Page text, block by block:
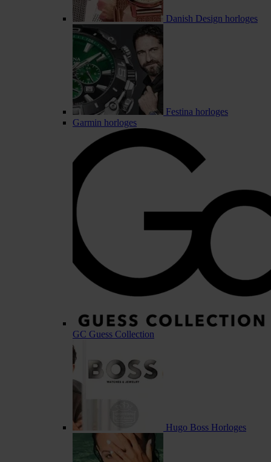
Danish Design horloges
Festina horloges
Garmin horloges
GC Guess Collection
Hugo Boss Horloges